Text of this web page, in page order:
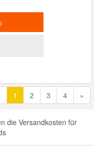
1 (current)
2 3 4 »
die Versandkosten für